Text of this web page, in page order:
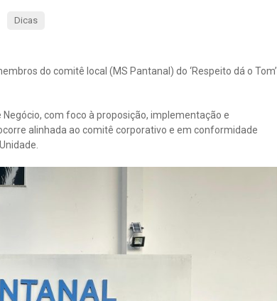
Dicas
do comitê local (MS Pantanal) do ‘Respeito dá o Tom’
com foco à proposição, implementação e
alinhada ao comitê corporativo e em conformidade